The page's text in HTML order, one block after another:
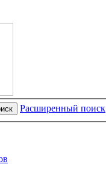
Расширенный поиск